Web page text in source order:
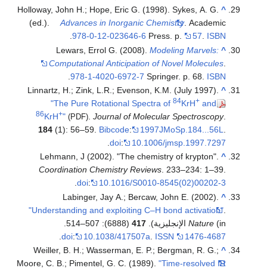
^
Holloway, John H.; Hope, Eric G. (1998). Sykes, A. G.
(ed.).
Advances in Inorganic Chemistry. Academic
Press. p.
57 ISBN
978-0-12-023646-6
.
^
Lewars, Errol G. (2008).Modeling Marvels:
Computational Anticipation of Novel Molecules
Springer. p. 68. ISBN
978-1-4020-6972-7
.
^
Linnartz, H.; Zink, L.R.; Evenson, K.M. (July 1997).
"The Pure Rotational Spectra of84KrH+ and
86KrH+" (PDF) .Journal of Molecular Spectroscopy.
184 (1): 56–59. Bibcode: 1997JMoSp.184...56L
doi: 10.1006/jmsp.1997.7297
.
^
Lehmann, J (2002). "The chemistry of krypton".
Coordination Chemistry Reviews. 233–234: 1–39.
doi: 10.1016/S0010-8545(02)00202-3
.
^
Labinger, Jay A.; Bercaw, John E. (2002).
"Understanding and exploiting C–H bond activation"
Nature (in الإنجليزية). 417
(6888): 507–514.
doi: 10.1038/417507a ISSN 1476-4687
.
^
Weiller, B. H.; Wasserman, E. P.; Bergman, R. G.;
Moore, C. B.; Pimentel, G. C. (1989)."Time-resolved IR